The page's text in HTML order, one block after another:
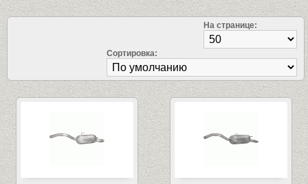
На странице:
Сортировка: